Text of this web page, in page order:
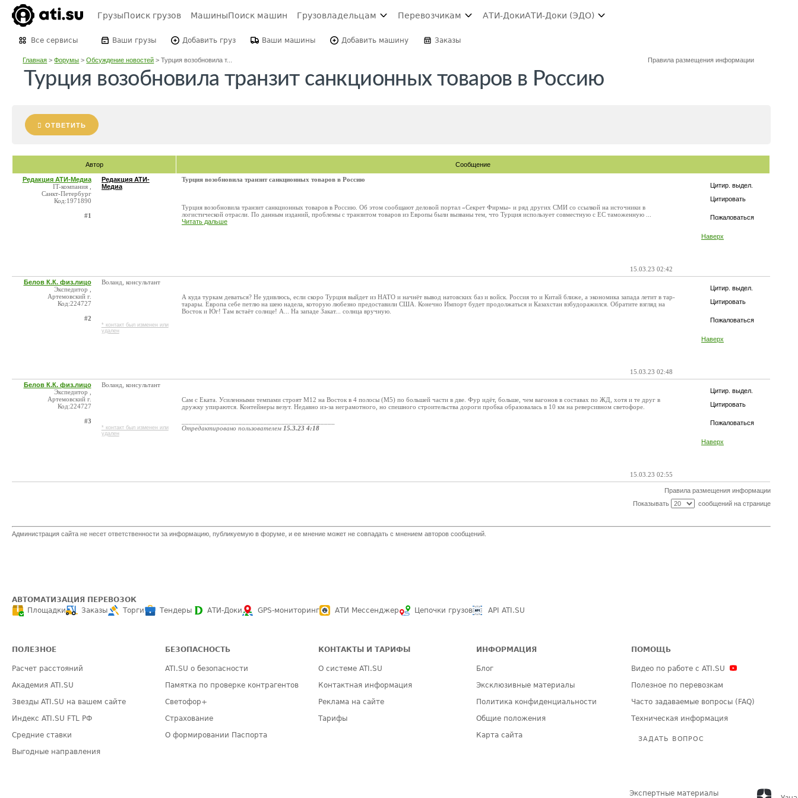
ГрузыПоиск грузов МашиныПоиск машин Грузовладельцам Перевозчикам АТИ-ДокиАТИ-Доки (ЭДО)
Все сервисы Ваши грузы Добавить груз Ваши машины Добавить машину Заказы
Главная >Форумы >Обсуждение новостей >Турция возобновила т... Правила размещения информации
Турция возобновила транзит санкционных товаров в Россию
ОТВЕТИТЬ
Автор Сообщение
Цитир. выдел.
Цитировать
Пожаловаться
Наверх
Редакция АТИ-Медиа
IT-компания ,
Санкт-Петербург
Код:1971890
#1
Редакция АТИ-
Медиа
Турция возобновила транзит санкционных товаров в Россию
Турция возобновила транзит санкционных товаров в Россию. Об этом сообщают деловой портал «Секрет Фирмы» и ряд других СМИ со ссылкой на источники в
логистической отрасли. По данным изданий, проблемы с транзитом товаров из Европы были вызваны тем, что Турция использует совместную с ЕС таможенную ...
Читать дальше
15.03.23 02:42
Цитир. выдел.
Цитировать
Пожаловаться
Наверх
Белов К.К. физ.лицо
Экспедитор ,
Артемовский г.
Код:224727
#2
Воланд, консультант
* контакт был изменен или
удален
А куда туркам деваться? Не удивлюсь, если скоро Турция выйдет из НАТО и начнёт вывод натовских баз и войск. Россия то и Китай ближе, а экономика запада летит в тар-
тарары. Европа себе петлю на шею надела, которую любезно предоставили США. Конечно Импорт будет продолжаться и Казахстан взбудоражился. Обратите взгляд на
Восток и Юг! Там встаёт солнце! А... На западе Закат... солнца вручную.
15.03.23 02:48
Цитир. выдел.
Цитировать
Пожаловаться
Наверх
Белов К.К. физ.лицо
Экспедитор ,
Артемовский г.
Код:224727
#3
Воланд, консультант
* контакт был изменен или
удален
Сам с Еката. Усиленными темпами строят М12 на Восток в 4 полосы (М5) по большей части в две. Фур идёт, больше, чем вагонов в составах по ЖД, хотя и те друг в
дружку упираются. Контейнеры везут. Недавно из-за неграмотного, но спешного строительства дороги пробка образовалась в 10 км на реверсивном светофоре.
Отредактировано пользователем 15.3.23 4:18
15.03.23 02:55
Правила размещения информации
Показывать
сообщений на странице
Администрация сайта не несет ответственности за информацию, публикуемую в форуме, и ее мнение может не совпадать с мнением авторов сообщений.
АВТОМАТИЗАЦИЯ ПЕРЕВОЗОК
Площадки
Заказы Торги Тендеры АТИ-Доки GPS-мониторинг АТИ Мессенджер Цепочки грузов API ATI.SU
ПОЛЕЗНОЕ
Расчет расстояний
Академия ATI.SU
Звезды ATI.SU на вашем сайте
Индекс ATI.SU FTL РФ
Средние ставки
Выгодные направления
БЕЗОПАСНОСТЬ
ATI.SU о безопасности
Памятка по проверке контрагентов
Светофор+
Страхование
О формировании Паспорта
КОНТАКТЫ И ТАРИФЫ
О системе ATI.SU
Контактная информация
Реклама на сайте
Тарифы
ИНФОРМАЦИЯ
Блог
Эксклюзивные материалы
Политика конфиденциальности
Общие положения
Карта сайта
ПОМОЩЬ
Видео по работе с ATI.SU
Полезное по перевозкам
Часто задаваемые вопросы (FAQ)
Техническая информация
ЗАДАТЬ ВОПРОС
Экспертные материалы